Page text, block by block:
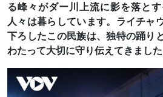
る峰々がダー川上流に影を落と
人々は暮らしています。ライチャ
下ろしたこの民族は、独特の踊り
わたって大切に守り伝えてきました